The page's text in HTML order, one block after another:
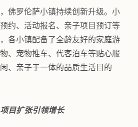
佛罗伦萨小镇持续创新升级。小
约、活动报名、亲子项目预订等
各小镇配备了全龄友好的家庭游
、宠物推车、代客泊车等贴心服
、亲子于一体的品质生活目的
目扩张引领增长